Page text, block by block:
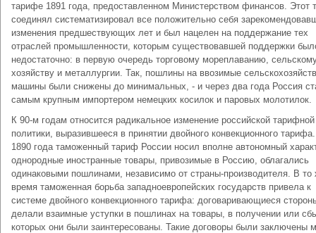
тарифе 1891 года, предоставленном Министерством финансов. Этот
соединял систематизировал все положительно себя
изменения предшествующих лет и был нацелен на поддержание тех
отраслей промышленности, которым существовавшей поддержки
недостаточно: в первую очередь торговому мореплаванию,
хозяйству и металлургии. Так, пошлины на ввозимые
машины были снижены до минимальных, - и через два года Россия
самым крупным импортером немецких косилок и паровых молотилок.
К 90-м годам относится радикальное изменение российской тарифной
политики, выразившееся в принятии двойного конвекционного
1890 года таможенный тариф России носил вполне автономный
однородные иностранные товары, привозимые в Россию, облагались
одинаковыми пошлинами, независимо от страны-производителя. В то
время таможенная борьба западноевропейских государств привела к
системе двойного конвекционного тарифа: договаривающиеся
делали взаимные уступки в пошлинах на товары, в получении или
которых они были заинтересованы. Такие договоры были заключены